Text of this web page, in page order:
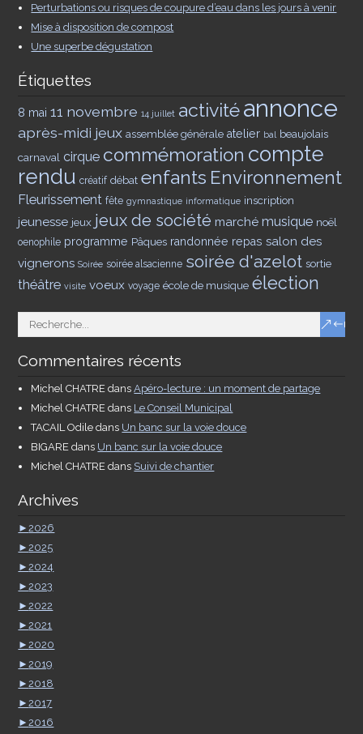
Perturbations ou risques de coupure d’eau dans les jours à venir
Mise à disposition de compost
Une superbe dégustation
Étiquettes
8 mai 11 novembre 14 juillet activitéannonce
après-midi jeux assemblée générale atelier bal beaujolais
carnaval cirque commémoration compte
rendu créatif débat enfants Environnement
Fleurissement fête gymnastique informatique inscription
jeunesse jeux jeux de société marché musique noël
oenophile programme Pâques randonnée repas salon des
vignerons Soirée soirée alsacienne soirée d'azelot sortie
théâtre visite voeux voyage école de musique élection
Commentaires récents
Michel CHATRE dansApéro-lecture : un moment de partage
Michel CHATRE dans Le Conseil Municipal
TACAIL Odile dans Un banc sur la voie douce
BIGARE dans Un banc sur la voie douce
Michel CHATRE dans Suivi de chantier
Archives
►2026
►2025
►2024
►2023
►2022
►2021
►2020
►2019
►2018
►2017
►2016